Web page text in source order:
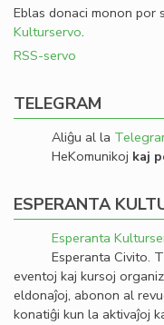
Eblas donaci monon por
Kulturservo.
RSS-servo
TELEGRAM
Aliĝu al la
HeKomunikoj kaj
ESPERANTA
Esperanta
Esperanta Civito.
eventoj kaj kursoj
eldonaĵoj, abonon al
konatiĝi kun la aktivaĵoj